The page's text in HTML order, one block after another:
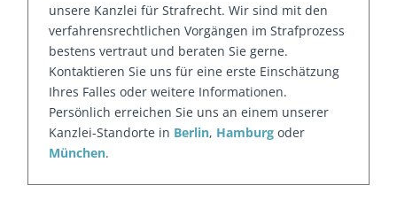
unsere Kanzlei für Strafrecht. Wir sind mit den
verfahrensrechtlichen Vorgängen im Strafprozess
bestens vertraut und beraten Sie gerne.
Kontaktieren Sie uns für eine erste Einschätzung
Ihres Falles oder weitere Informationen.
Persönlich erreichen Sie uns an einem unserer
Kanzlei-Standorte in Berlin, Hamburg oder
München.